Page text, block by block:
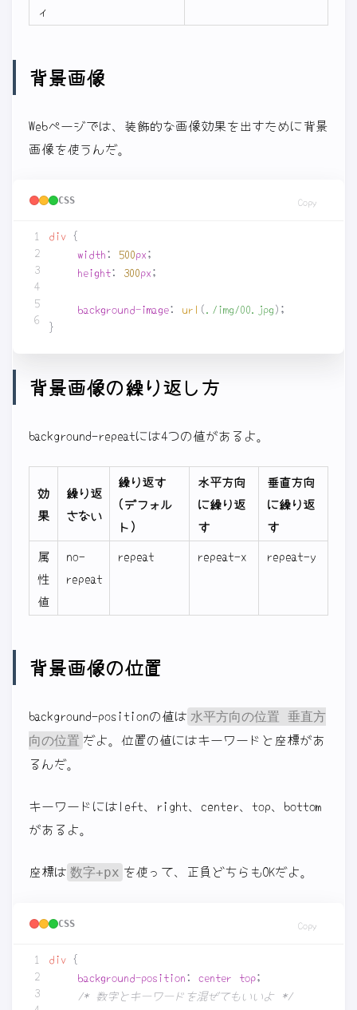
ィ
背景画像
Webページでは、装飾的な画像効果を出すために背景
画像を使うんだ。
CSS Copy
2
3
4
5
div {
width: 500px;
height: 300px;
background-image: url (./img/00.jpg);
}
背景画像の繰り返し方
background-repeatには4つの値があるよ。
効
果
繰り返
さない
繰り返す
(デフォル
ト)
水平方向
に繰り返
す
垂直方向
に繰り返
す
属
性
値
no-
repeat
repeat repeat-x repeat-y
背景画像の位置
background-positionの値は 水平方向の位置 垂直方
向の位置 だよ。位置の値にはキーワードと座標があ
るんだ。
キーワードにはleft、right、center、top、bottom
があるよ。
座標は 数字+px を使って、正負どちらもOKだよ。
CSS Copy
2
3
div {
background-position: center top;
/* 数字とキーワードを混ぜてもいいよ */